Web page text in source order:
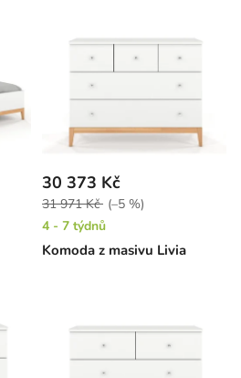
Komoda z masivu Livia
30 373 Kč
31 971 Kč (–5 %)
4 - 7 týdnů